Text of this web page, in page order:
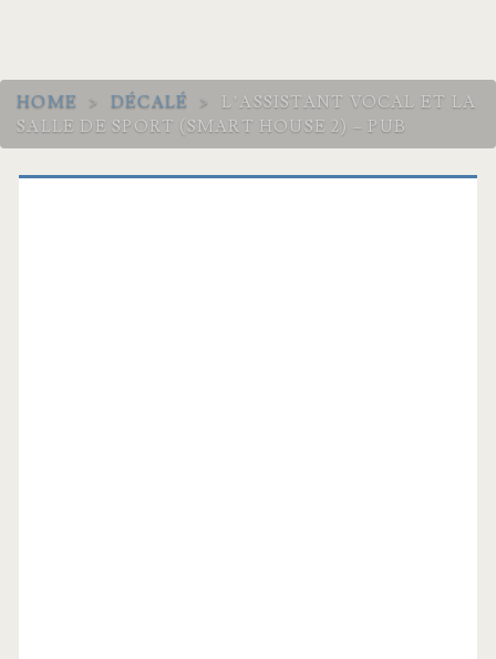
HOME > DÉCALÉ >
L’ASSISTANT VOCAL ET LA
SALLE DE SPORT (SMART HOUSE 2) – PUB